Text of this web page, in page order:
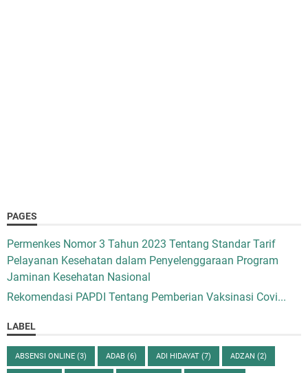
PAGES
Permenkes Nomor 3 Tahun 2023 Tentang Standar Tarif
Pelayanan Kesehatan dalam Penyelenggaraan Program
Jaminan Kesehatan Nasional
Rekomendasi PAPDI Tentang Pemberian Vaksinasi Covi...
LABEL
ABSENSI ONLINE (3) ADAB (6) ADI HIDAYAT (7) ADZAN (2)